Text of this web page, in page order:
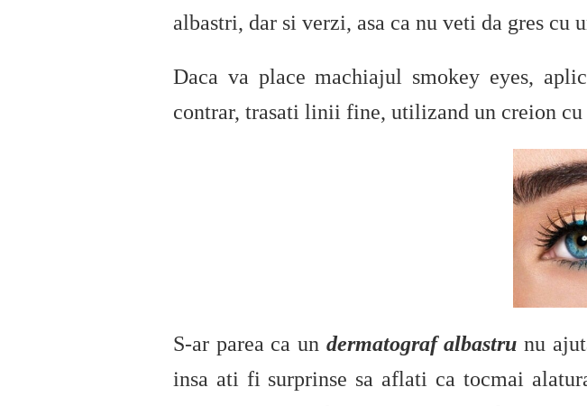
albastri, dar si verzi, asa ca nu veti da gres cu
Daca va place machiajul smokey eyes,
contrar, trasati linii fine, utilizand un creion
S-ar parea ca un dermatograf albastru nu
insa ati fi surprinse sa aflati ca tocmai